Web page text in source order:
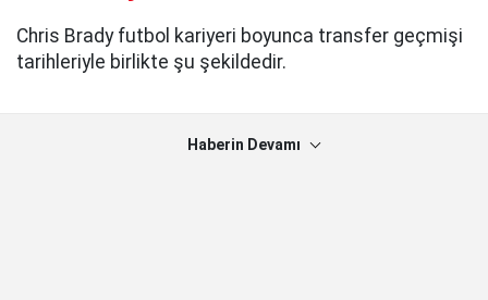
Chris Brady futbol kariyeri boyunca transfer geçmişi
tarihleriyle birlikte şu şekildedir.
Haberin Devamı